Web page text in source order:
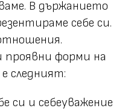
В държанието
себе си.
форми на
следният:
си и себеуважение